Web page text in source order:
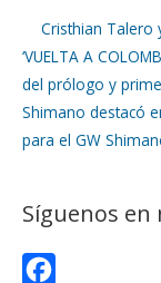
b
o
k
t
t
r
n
t
r
e
Cristhian Talero
‘VUELTA A
del prólogo y
Shimano destacó
para el GW
Síguenos